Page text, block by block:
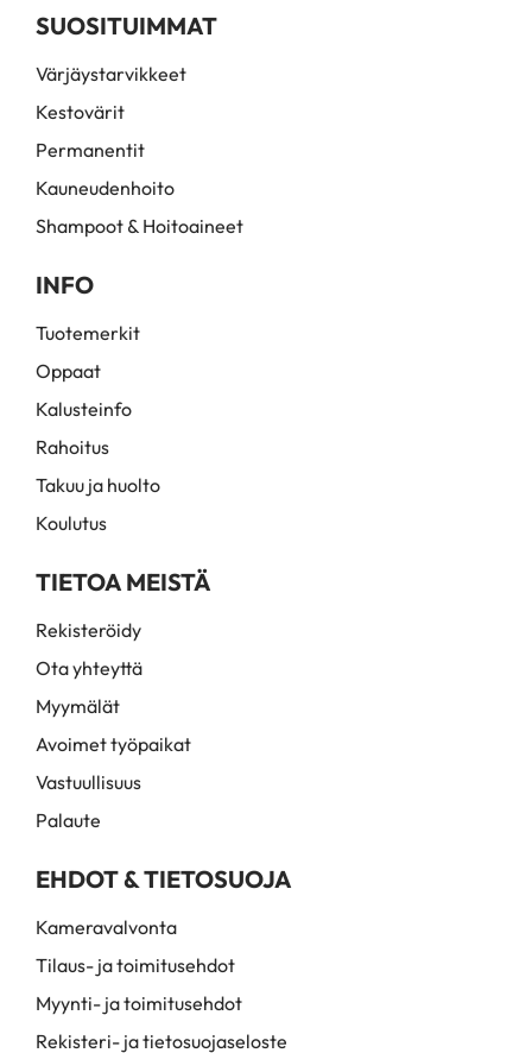
SUOSITUIMMAT
Värjäystarvikkeet
Kestovärit
Permanentit
Kauneudenhoito
Shampoot & Hoitoaineet
INFO
Tuotemerkit
Oppaat
Kalusteinfo
Rahoitus
Takuu ja huolto
Koulutus
TIETOA MEISTÄ
Rekisteröidy
Ota yhteyttä
Myymälät
Avoimet työpaikat
Vastuullisuus
Palaute
EHDOT & TIETOSUOJA
Kameravalvonta
Tilaus- ja toimitusehdot
Myynti- ja toimitusehdot
Rekisteri- ja tietosuojaseloste